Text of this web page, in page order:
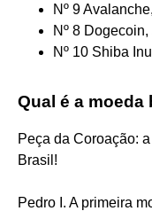
Nº 9
Nº 8
Nº 10 Shiba
Qual é a
Peça da Coroação:
Brasil!
Pedro I. A primeira